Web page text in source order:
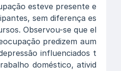
esteve presente e
sem diferença es
Observou-se que el
predizem aum
influenciados t
doméstico, ativid